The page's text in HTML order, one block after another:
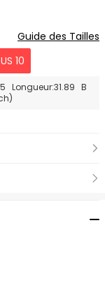
Guide des Tailles
10
Longueur:31.89 B